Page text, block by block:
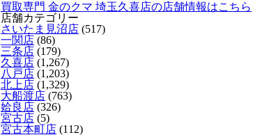
買取専門 金のクマ 埼玉久喜店の店舗情報はこちら
店舗カテゴリー
さいたま見沼店 (517)
一関店 (86)
三条店 (179)
久喜店 (1,267)
八戸店 (1,203)
北上店 (1,329)
大船渡店 (763)
姶良店 (326)
宮古店 (5)
宮古本町店 (112)